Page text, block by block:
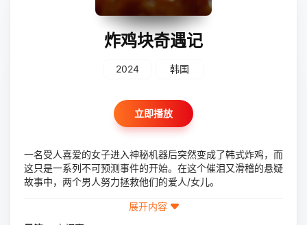
炸鸡块奇遇记
2024 韩国
立即播放
一名受人喜爱的女子进入神秘机器后突然变成了韩式炸鸡，而
这只是一系列不可预测事件的开始。在这个催泪又滑稽的悬疑
故事中，两个男人努力拯救他们的爱人/女儿。
展开内容